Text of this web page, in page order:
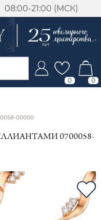
08:00-21:00 (МСК)
0 0
00000
0700058-